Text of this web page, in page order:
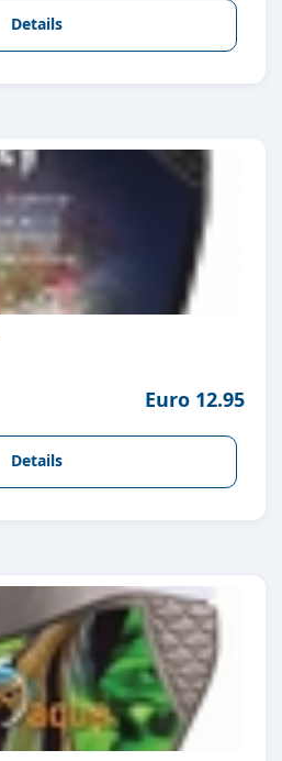
Details
Euro 12.95
Details